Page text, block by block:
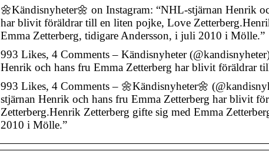
🌼Kändisnyheter🌼 on Instagram: “NHL-stjärnan Henrik
har blivit föräldrar till en liten pojke, Love
Emma Zetterberg, tidigare Andersson, i juli 2010 i Mölle.”
993 Likes, 4 Comments – Kändisnyheter
Henrik och hans fru Emma Zetterberg har blivit föräldrar
993 Likes, 4 Comments – 🌼Kändisnyheter🌼
stjärnan Henrik och hans fru Emma Zetterberg har blivit
Zetterberg.Henrik Zetterberg gifte sig med Emma
2010 i Mölle.”